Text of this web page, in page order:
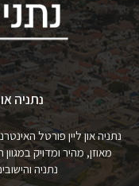
נתניה
נתניה און ליין פורטל
מאוזן, מהיר ומדויק
נתניה והישובים